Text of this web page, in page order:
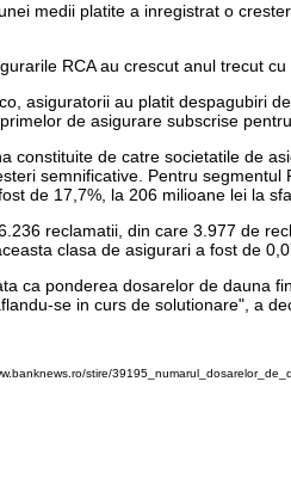
medii platite a inregistrat o
RCA au crescut anul trecut
asiguratorii au platit despagubiri
de asigurare subscrise
constituite de catre societatile de
semnificative. Pentru
de 17,7%, la 206 milioane lei la
reclamatii, din care 3.977 de
clasa de asigurari a fost de
ca ponderea dosarelor de dauna
se in curs de solutionare", a
stire/